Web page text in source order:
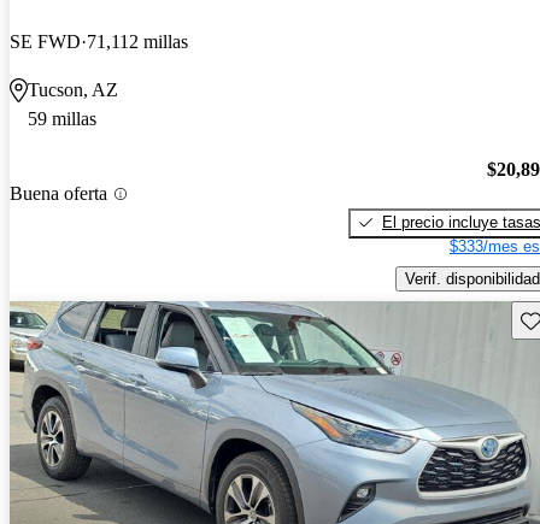
SE FWD 71,112 millas
Tucson, AZ
59 millas
Buena oferta
El precio incluye tasas
$333/mes
Verif. disponibilidad